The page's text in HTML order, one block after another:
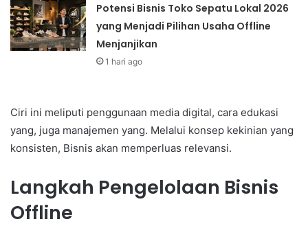
Potensi Bisnis Toko Sepatu Lokal 2026
yang Menjadi Pilihan Usaha Offline
Menjanjikan
1 hari ago
Ciri ini meliputi penggunaan media digital, cara edukasi
yang, juga manajemen yang. Melalui konsep kekinian yang
konsisten, Bisnis akan memperluas relevansi.
Langkah Pengelolaan Bisnis
Offline